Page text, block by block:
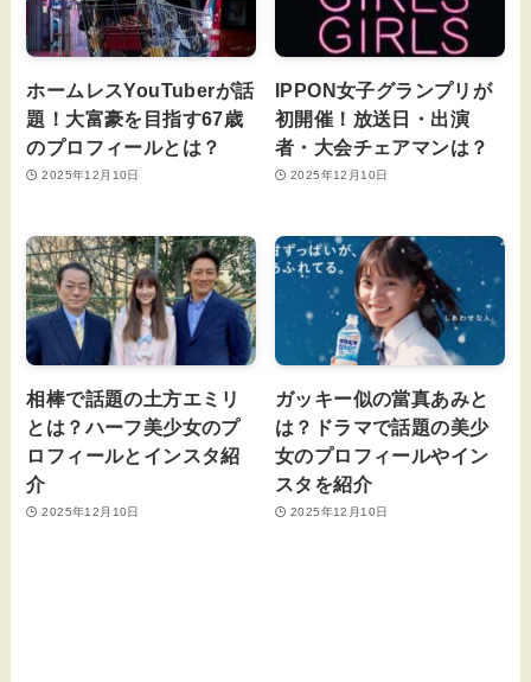
ホームレスYouTuberが話
題！大富豪を目指す67歳
のプロフィールとは？
2025年12月10日
IPPON女子グランプリが
初開催！放送日・出演
者・大会チェアマンは？
2025年12月10日
相棒で話題の土方エミリ
とは？ハーフ美少女のプ
ロフィールとインスタ紹
介
2025年12月10日
ガッキー似の當真あみと
は？ドラマで話題の美少
女のプロフィールやイン
スタを紹介
2025年12月10日